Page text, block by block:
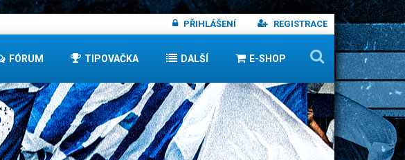
PŘIHLÁŠENÍ REGISTRACE
FÓRUM TIPOVAČKA DALŠÍ E-SHOP